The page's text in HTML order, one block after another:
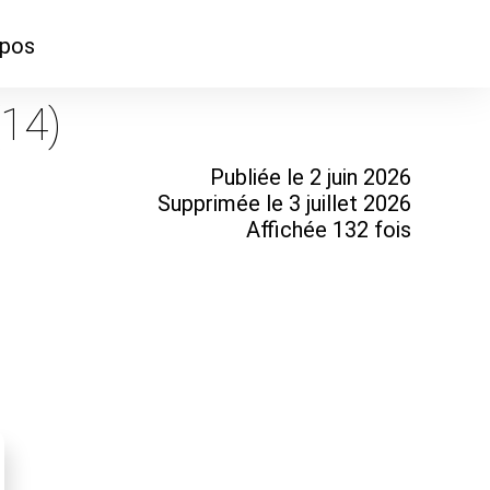
nous ?
Publiée le 2 juin 2026
Supprimée le 3 juillet 2026
Affichée 132 fois